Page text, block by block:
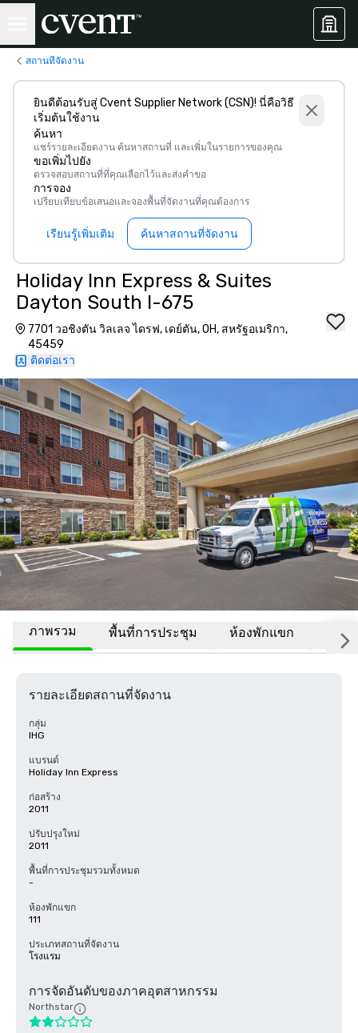
สถานที่จัดงาน
ยินดีต้อนรับสู่ Cvent Supplier Network (CSN)! นี่คือวิธี
เริ่มต้นใช้งาน
ค้นหา
แชร์รายละเอียดงาน ค้นหาสถานที่ และเพิ่มในรายการของคุณ
ขอเพิ่มไปยัง
ตรวจสอบสถานที่ที่คุณเลือกไว้และส่งคำขอ
การจอง
เปรียบเทียบข้อเสนอและจองพื้นที่จัดงานที่คุณต้องการ
เรียนรู้เพิ่มเติม ค้นหาสถานที่จัดงาน
Holiday Inn Express & Suites
Dayton South I-675
7701 วอชิงตัน วิลเลจ ไดรฟ, เดย์ตัน, OH, สหรัฐอเมริกา,
45459
ติดต่อเรา
ภาพรวม พื้นที่การประชุม ห้องพักแขก สถา
รายละเอียดสถานที่จัดงาน
กลุ่ม
IHG
แบรนด์
Holiday Inn Express
ก่อสร้าง
2011
ปรับปรุงใหม่
2011
พื้นที่การประชุมรวมทั้งหมด
-
ห้องพักแขก
111
ประเภทสถานที่จัดงาน
โรงแรม
การจัดอันดับของภาคอุตสาหกรรม
Northstar